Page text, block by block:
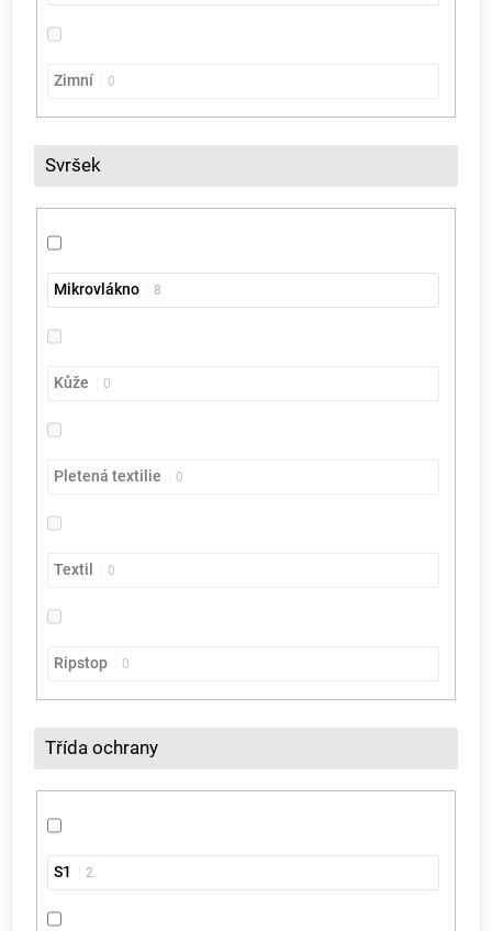
Zimní 0
Svršek
Mikrovlákno 8
Kůže 0
Pletená textilie 0
Textil 0
Ripstop 0
Třída ochrany
S1 2